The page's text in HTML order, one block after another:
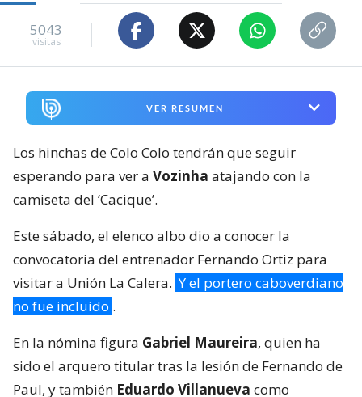
5043
visitas
VER RESUMEN
Los hinchas de Colo Colo tendrán que seguir
esperando para ver a Vozinha atajando con la
camiseta del ‘Cacique’.
Este sábado, el elenco albo dio a conocer la
convocatoria del entrenador Fernando Ortiz para
visitar a Unión La Calera. Y el portero caboverdiano
no fue incluido .
En la nómina figura Gabriel Maureira, quien ha
sido el arquero titular tras la lesión de Fernando de
Paul, y también Eduardo Villanueva como